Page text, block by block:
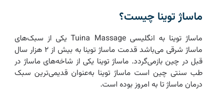
ماساژ توینا چیست؟
ماساژ توینا به انگلیسی Tuina Massage یکی از سبک‌های
ماساژ شرقی می‌باشد قدمت ماساژ توینا به بیش از ۲ هزار سال
قبل در چین بازمی‌گردد. ماساژ توینا یکی از شاخه‌های ماساژ در
طب سنتی چین است ماساژ توینا به‌عنوان قدیمی‌ترین سبک
درمان ماساژ تا به امروز بوده است.